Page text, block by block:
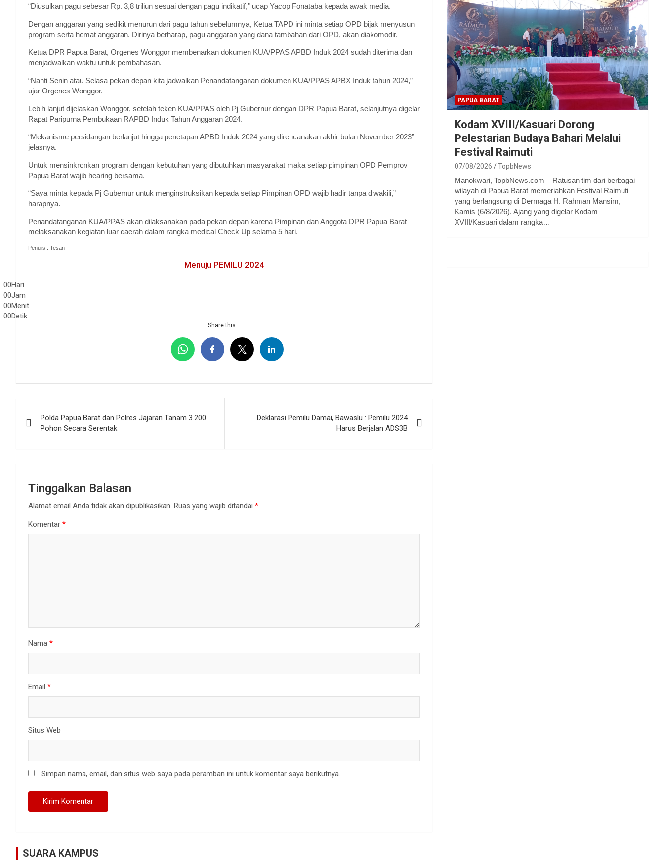
“Diusulkan pagu sebesar Rp. 3,8 triliun sesuai dengan pagu indikatif,” ucap Yacop Fonataba kepada awak media.
Dengan anggaran yang sedikit menurun dari pagu tahun sebelumnya, Ketua TAPD ini minta setiap OPD bijak menyusun
program serta hemat anggaran. Dirinya berharap, pagu anggaran yang dana tambahan dari OPD, akan diakomodir.
Ketua DPR Papua Barat, Orgenes Wonggor membenarkan dokumen KUA/PPAS APBD Induk 2024 sudah diterima dan
menjadwalkan waktu untuk pembahasan.
“Nanti Senin atau Selasa pekan depan kita jadwalkan Penandatanganan dokumen KUA/PPAS APBX Induk tahun 2024,”
ujar Orgenes Wonggor.
Lebih lanjut dijelaskan Wonggor, setelah teken KUA/PPAS oleh Pj Gubernur dengan DPR Papua Barat, selanjutnya digelar
Rapat Paripurna Pembukaan RAPBD Induk Tahun Anggaran 2024.
“Mekanisme persidangan berlanjut hingga penetapan APBD Induk 2024 yang direncanakan akhir bulan November 2023”,
jelasnya.
Untuk mensinkronkan program dengan kebutuhan yang dibutuhkan masyarakat maka setiap pimpinan OPD Pemprov
Papua Barat wajib hearing bersama.
“Saya minta kepada Pj Gubernur untuk menginstruksikan kepada setiap Pimpinan OPD wajib hadir tanpa diwakili,”
harapnya.
Penandatanganan KUA/PPAS akan dilaksanakan pada pekan depan karena Pimpinan dan Anggota DPR Papua Barat
melaksanakan kegiatan luar daerah dalam rangka medical Check Up selama 5 hari.
Penulis : Tesan
Menuju PEMILU 2024
00Hari
00Jam
00Menit
00Detik
Share this...
pos
Polda Papua Barat dan Polres Jajaran Tanam 3.200
Pohon Secara Serentak
Deklarasi Pemilu Damai, Bawaslu : Pemilu 2024
Harus Berjalan ADS3B
Tinggalkan Balasan
Alamat email Anda tidak akan dipublikasikan. Ruas yang wajib ditandai *
Komentar *
Nama *
Email *
Situs Web
Simpan nama, email, dan situs web saya pada peramban ini untuk komentar saya berikutnya.
PAPUA BARAT
Kodam XVIII/Kasuari Dorong
Pelestarian Budaya Bahari Melalui
Festival Raimuti
07/08/2026 TopbNews
Manokwari, TopbNews.com – Ratusan tim dari berbagai
wilayah di Papua Barat memeriahkan Festival Raimuti
yang berlangsung di Dermaga H. Rahman Mansim,
Kamis (6/8/2026). Ajang yang digelar Kodam
XVIII/Kasuari dalam rangka…
SUARA KAMPUS